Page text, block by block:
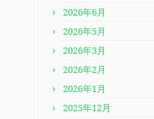
2026年6月
2026年5月
2026年3月
2026年2月
2026年1月
2025年12月